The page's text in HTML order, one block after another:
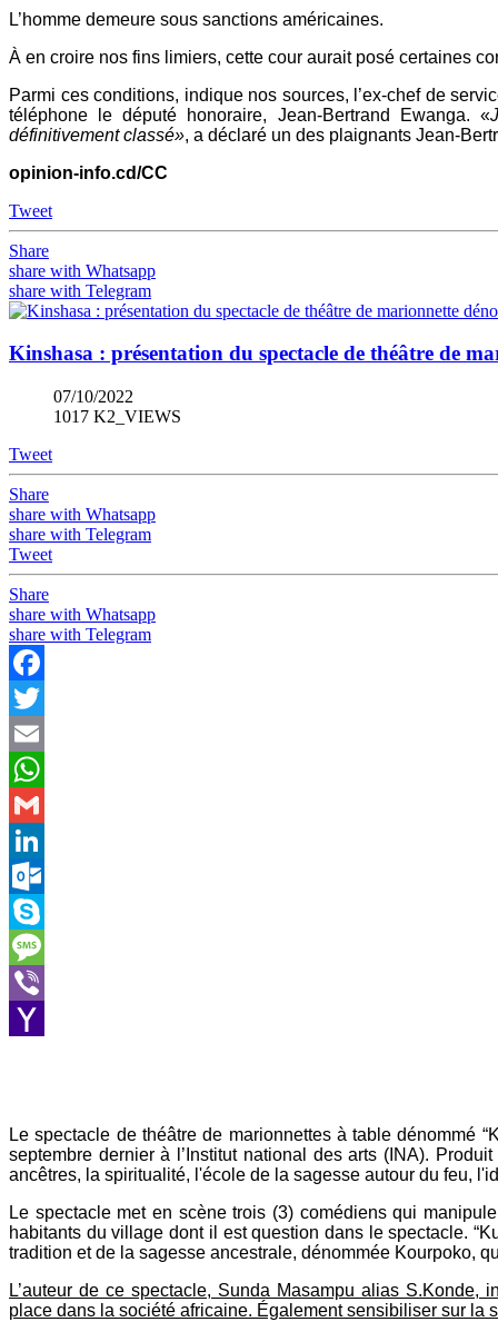
L’homme demeure sous sanctions américaines.
À en croire nos fins limiers, cette cour aurait posé certaines
Parmi ces conditions, indique nos sources, l’ex-chef de
téléphone le député honoraire, Jean-Bertrand Ewanga. «
définitivement classé», a déclaré un des plaignants Jean-
opinion-info.cd/CC
Tweet
Share
share with Whatsapp
share with Telegram
Kinshasa : présentation du spectacle de théâtre de
07/10/2022
1017 K2_VIEWS
Tweet
Share
share with Whatsapp
share with Telegram
Tweet
Share
share with Whatsapp
share with Telegram
Facebook
Twitter
Email
WhatsApp
Gmail
LinkedIn
Outlook.com
Skype
Message
Viber
Le spectacle de théâtre de marionnettes à table dénommé
septembre dernier à l’Institut national des arts (INA).
ancêtres, la spiritualité, l'école de la sagesse autour du feu,
Le spectacle met en scène trois (3) comédiens qui
habitants du village dont il est question dans le spectacle.
tradition et de la sagesse ancestrale, dénommée Kourpoko,
L’auteur de ce spectacle, Sunda Masampu alias
place dans la société africaine. Également sensibiliser sur la